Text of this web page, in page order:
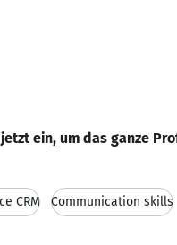
ein, um das ganze
CRM Communication skills